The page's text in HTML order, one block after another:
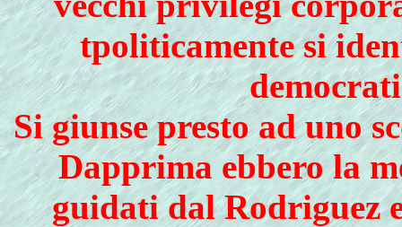
tpoliticamente si
Si giunse presto ad uno
Dapprima ebbero la
guidati dal Rodriguez